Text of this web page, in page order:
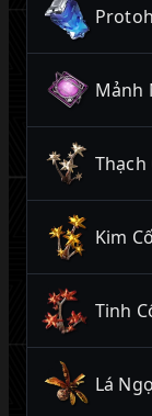
Mảnh
Thạch
Kim
Tinh
Lá